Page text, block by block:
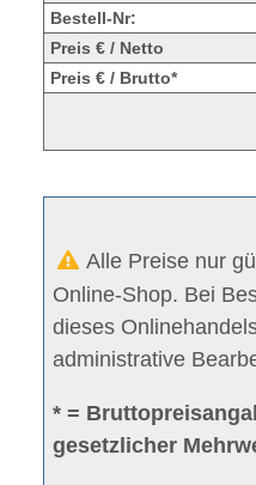
Bestell-Nr:
Preis € / Netto
Preis € / Brutto*
Alle Preise nur
Online-Shop. Bei
dieses
administrative
* =
gesetzlicher